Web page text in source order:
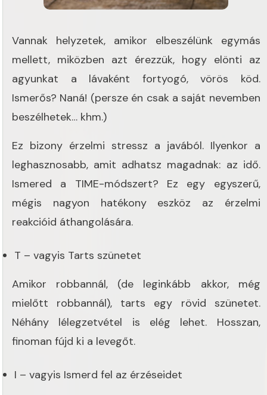
Vannak helyzetek, amikor elbeszélünk egymás
mellett, miközben azt érezzük, hogy elönti az
agyunkat a lávaként fortyogó, vörös köd.
Ismerős? Naná! (persze én csak a saját nevemben
beszélhetek… khm.)
Ez bizony érzelmi stressz a javából. Ilyenkor a
leghasznosabb, amit adhatsz magadnak: az idő.
Ismered a TIME-módszert? Ez egy egyszerű,
mégis nagyon hatékony eszköz az érzelmi
reakcióid áthangolására.
T – vagyis Tarts szünetet
Amikor robbannál, (de leginkább akkor, még
mielőtt robbannál), tarts egy rövid szünetet.
Néhány lélegzetvétel is elég lehet. Hosszan,
finoman fújd ki a levegőt.
I – vagyis Ismerd fel az érzéseidet